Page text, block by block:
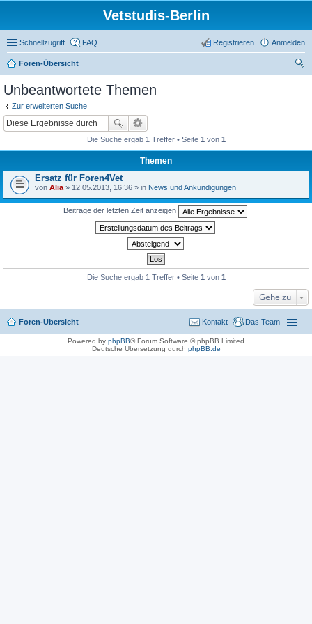
Vetstudis-Berlin
Schnellzugriff FAQ Anmelden
Registrieren
Foren-Übersicht
Unbeantwortete Themen
Zur erweiterten Suche
Die Suche ergab 1 Treffer • Seite 1 von 1
Themen
Ersatz für Foren4Vet
von Alia » 12.05.2013, 16:36 » in News und Ankündigungen
Beiträge der letzten Zeit anzeigen
Die Suche ergab 1 Treffer • Seite 1 von 1
Gehe zu
Foren-Übersicht Das Team
Kontakt
Powered by phpBB® Forum Software © phpBB Limited
Deutsche Übersetzung durch phpBB.de